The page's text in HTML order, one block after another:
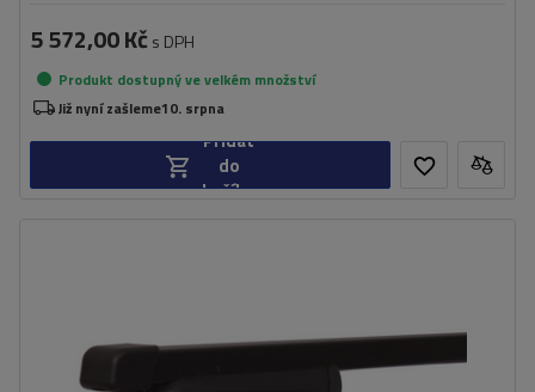
5 572,00 Kč s DPH
Produkt dostupný ve velkém množství
Již nyní zašleme10. srpna
Přidat
do
košíku